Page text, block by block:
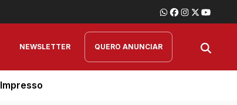
NEWSLETTER QUERO ANUNCIAR
Impresso